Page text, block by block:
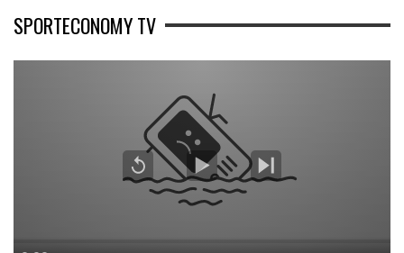
SPORTECONOMY TV